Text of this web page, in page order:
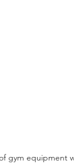
gym equipment